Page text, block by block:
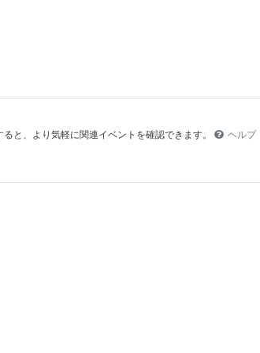
と、より気軽に関連イベントを確認できます。 ヘルプ